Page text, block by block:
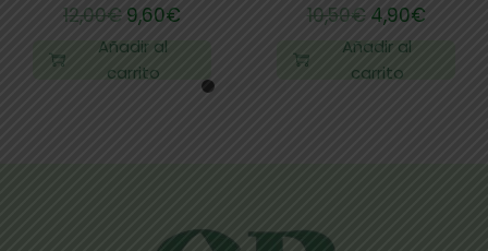
12,00€ 9,60€
Añadir al
carrito
10,50€ 4,90€
Añadir al
carrito